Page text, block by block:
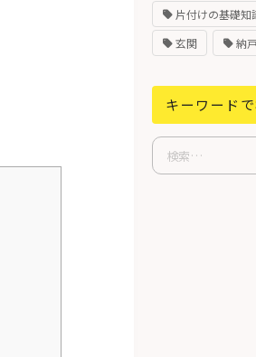
片付けの基礎知
玄関
納
キーワード